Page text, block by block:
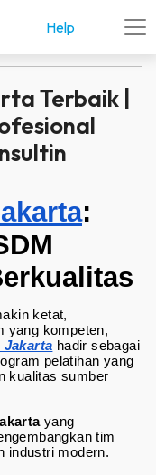
Help
Terbaik |
:
ketat,
yang kompeten,
Jakarta hadir sebagai
pelatihan yang
kualitas sumber
yang
tim
industri modern.